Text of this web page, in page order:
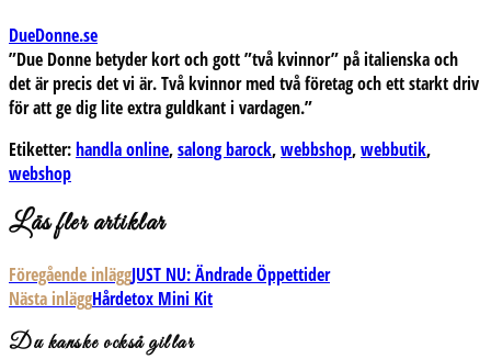
DueDonne.se
”Due Donne betyder kort och gott ”två kvinnor” på italienska och
det är precis det vi är. Två kvinnor med två företag och ett starkt driv
för att ge dig lite extra guldkant i vardagen.”
Etiketter:handla online,salong barock,webbshop,webbutik,
webshop
Läs fler artiklar
Föregående inläggJUST NU: Ändrade Öppettider
Nästa inläggHårdetox Mini Kit
Du kanske också gillar